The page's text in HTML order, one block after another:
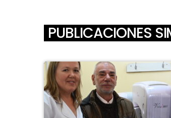
PUBLICACIONES